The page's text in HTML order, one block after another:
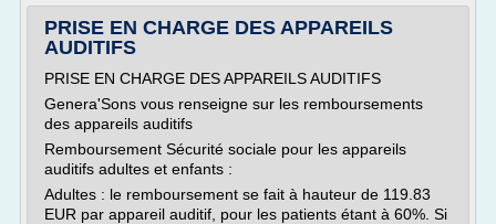
PRISE EN CHARGE DES APPAREILS
AUDITIFS
PRISE EN CHARGE DES APPAREILS AUDITIFS
Genera'Sons vous renseigne sur les remboursements
des appareils auditifs
Remboursement Sécurité sociale pour les appareils
auditifs adultes et enfants :
Adultes : le remboursement se fait à hauteur de 119.83
EUR par appareil auditif, pour les patients étant à 60%. Si